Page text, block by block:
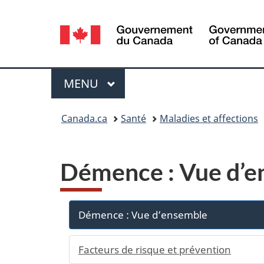
Sélection
de
la
langue
Menu
MENU PRINCIPAL
Canada.ca Santé Maladies et affections
Démence : Vue
Démence : Vue d’ensemble
Facteurs de risque et prévention